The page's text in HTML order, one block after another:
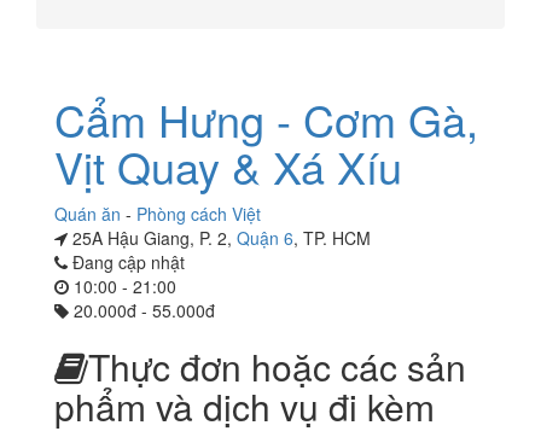
Cẩm Hưng - Cơm Gà,
Vịt Quay & Xá Xíu
Quán ăn - Phòng cách Việt
25A Hậu Giang, P. 2, Quận 6, TP. HCM
Đang cập nhật
10:00 - 21:00
20.000đ - 55.000đ
Thực đơn hoặc các sản
phẩm và dịch vụ đi kèm